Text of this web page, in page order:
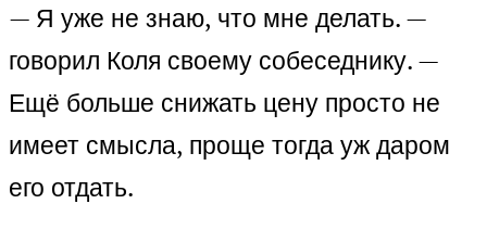
— Я уже не знаю, что мне делать. —
говорил Коля своему собеседнику. —
Ещё больше снижать цену просто не
имеет смысла, проще тогда уж даром
его отдать.